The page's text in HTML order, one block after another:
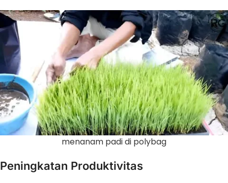
menanam padi di polybag
Peningkatan Produktivitas